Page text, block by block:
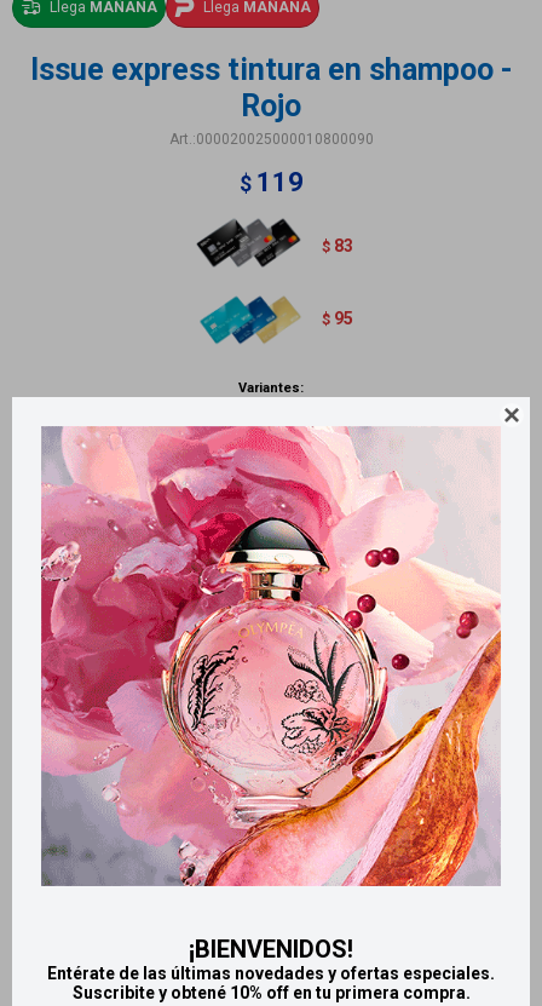

¡BIENVENIDOS!
Entérate de las últimas novedades y ofertas especiales.
Suscribite y obtené 10% off en tu primera compra.
Llega MAÑANA Llega MAÑANA
Issue express tintura en shampoo -
Rojo
000020025000010800090
$ 119
$ 83
$ 95
Variantes:
Métodos y costos de envío
Retiros gratuitos en tiendas
Productos que te pueden interesar